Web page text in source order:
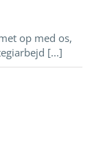
op med os,
[...]